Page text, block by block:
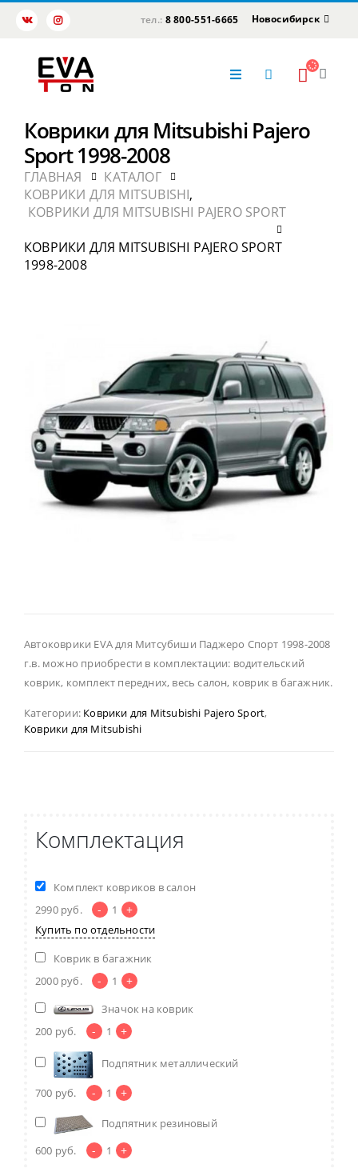
тел.: 8 800-551-6665 Новосибирск
Коврики для Mitsubishi Pajero
Sport 1998-2008
ГЛАВНАЯ
КАТАЛОГ
КОВРИКИ ДЛЯ MITSUBISHI,
КОВРИКИ ДЛЯ MITSUBISHI PAJERO SPORT
КОВРИКИ ДЛЯ MITSUBISHI PAJERO SPORT
1998-2008
Автоковрики EVA для Митсубиши Паджеро Спорт 1998-2008
г.в. можно приобрести в комплектации: водительский
коврик, комплект передних, весь салон, коврик в багажник.
Категории: Коврики для Mitsubishi Pajero Sport,
Коврики для Mitsubishi
Комплектация
Комплект ковриков в салон
2990 руб. - 1 +
Купить по отдельности
Коврик в багажник
2000 руб. - 1 +
Значок на коврик
200 руб. - 1 +
Подпятник металлический
700 руб. - 1 +
Подпятник резиновый
600 руб. - 1 +